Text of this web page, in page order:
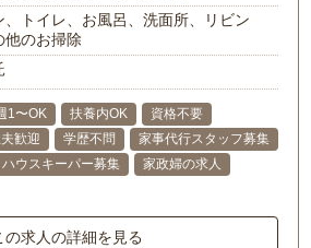
、トイレ、お風呂、洗面所、リビン
他のお掃除
1〜OK 扶養内OK
資格不要
歓迎 学歴不問
家事代行スタッフ募集
ハウスキーパー募集
家政婦の求人
の求人の詳細を見る